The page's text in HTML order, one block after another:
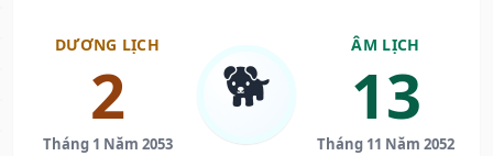
DƯƠNG LỊCH
2
Tháng 1 Năm 2053
🐕
ÂM LỊCH
13
Tháng 11 Năm 2052